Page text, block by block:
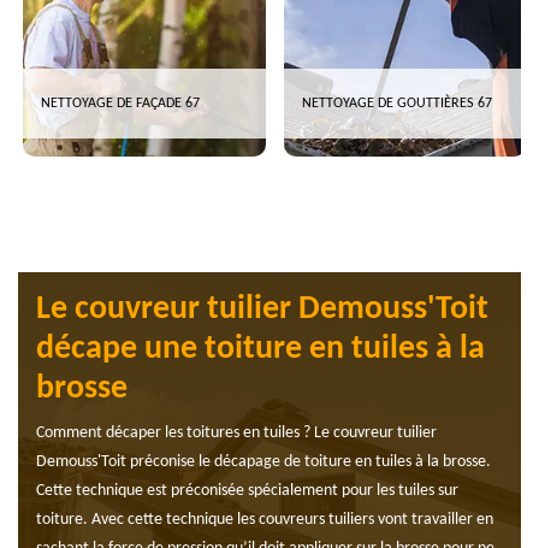
NETTOYAGE DE FAÇADE 67 NETTOYAGE DE GOUTTIÈRES 67
Le couvreur tuilier Demouss'Toit
décape une toiture en tuiles à la
brosse
Comment décaper les toitures en tuiles ? Le couvreur tuilier
Demouss'Toit préconise le décapage de toiture en tuiles à la brosse.
Cette technique est préconisée spécialement pour les tuiles sur
toiture. Avec cette technique les couvreurs tuiliers vont travailler en